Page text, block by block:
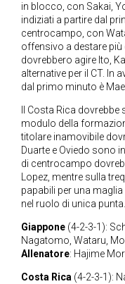
in blocco, con Sakai,
indiziati a partire dal
centrocampo, con
offensivo a destare più
dovrebbero agire Ito,
alternative per il CT. In
dal primo minuto è
Il Costa Rica
modulo della
titolare inamovibile
Duarte e Oviedo sono
di centrocampo
Lopez, mentre sulla
papabili per una
nel ruolo di unica punta.
Giappone (4-2-3-1):
Nagatomo, Wataru,
Allenatore: Hajime
Costa Rica (4-2-3-1):